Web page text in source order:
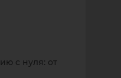
с нуля: от